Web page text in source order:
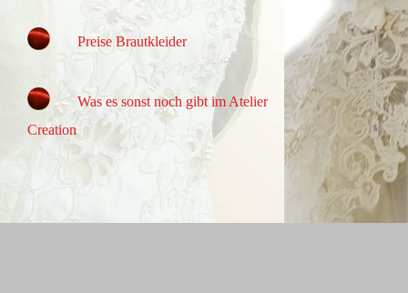
Preise Brautkleider
Was es sonst noch gibt im Atelier
Creation